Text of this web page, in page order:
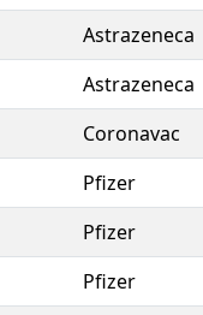
Astrazeneca
Astrazeneca
Coronavac
Pfizer
Pfizer
Pfizer